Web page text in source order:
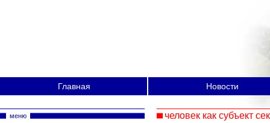
Главная Новости
человек как субъект
меню